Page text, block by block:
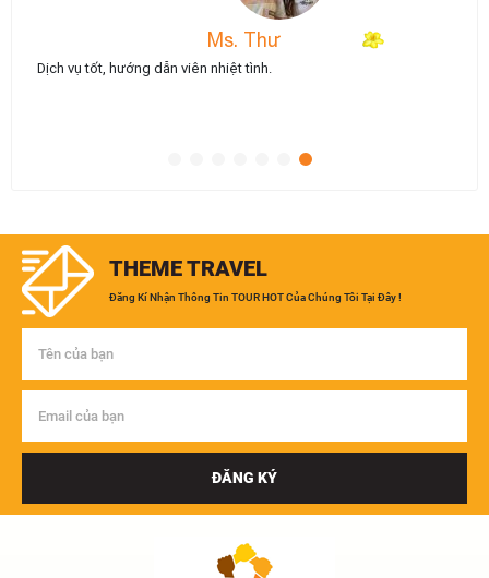
Ms. Thư
Dịch vụ tốt, hướng dẫn viên nhiệt tình.
THEME TRAVEL
Đăng Kí Nhận Thông Tin TOUR HOT Của Chúng Tôi Tại Đây !
ĐĂNG KÝ